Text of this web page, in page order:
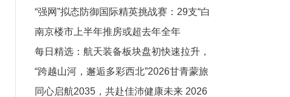
绿荫满城
“强网”拟态防御国际精英挑战赛：29支“白
帽黑客”战队谁能突防？
南京楼市上半年推房或超去年全年
每日精选：航天装备板块盘初快速拉升，
电科蓝天涨超5%
“跨越山河，邂逅多彩西北”2026甘青蒙旅
游推介会走进苏州
同心启航2035，共赴佳沛健康未来 2026